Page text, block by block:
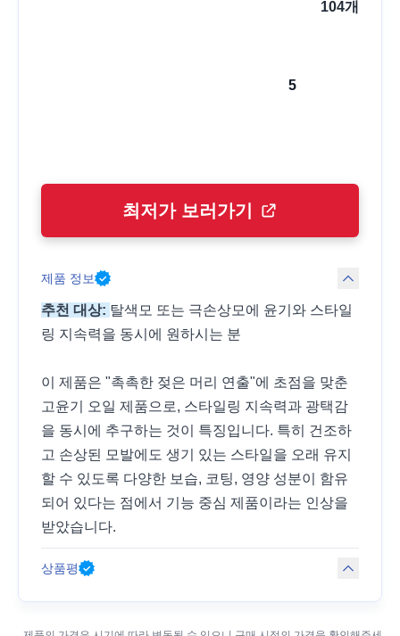
104개
5
최저가 보러가기
제품 정보
추천 대상: 탈색모 또는 극손상모에 윤기와 스타일
링 지속력을 동시에 원하시는 분
이 제품은 "촉촉한 젖은 머리 연출"에 초점을 맞춘
고윤기 오일 제품으로, 스타일링 지속력과 광택감
을 동시에 추구하는 것이 특징입니다. 특히 건조하
고 손상된 모발에도 생기 있는 스타일을 오래 유지
할 수 있도록 다양한 보습, 코팅, 영양 성분이 함유
되어 있다는 점에서 기능 중심 제품이라는 인상을
받았습니다.
상품평